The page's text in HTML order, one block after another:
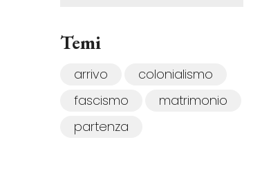
Temi
arrivo
colonialismo
fascismo
matrimonio
partenza